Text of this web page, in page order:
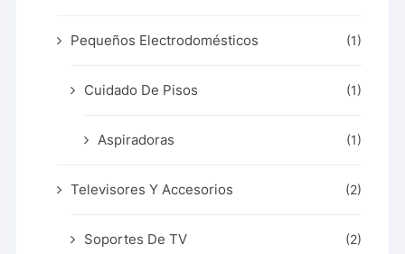
Pequeños Electrodomésticos (1)
Cuidado De Pisos (1)
Aspiradoras (1)
Televisores Y Accesorios (2)
Soportes De TV (2)